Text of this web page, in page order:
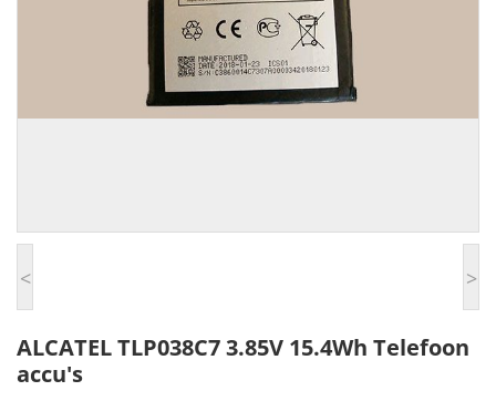
< >
ALCATEL TLP038C7 3.85V 15.4Wh Telefoon
accu's